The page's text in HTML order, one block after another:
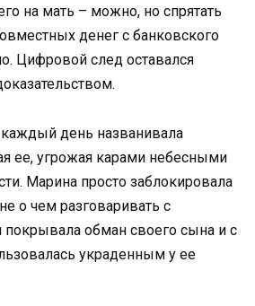
на мать – можно, но спрятать
денег с банковского
Цифровой след оставался
день названивала
ее, угрожая карами небесными
Марина просто заблокировала
о чем разговаривать с
обман своего сына и с
украденным у ее